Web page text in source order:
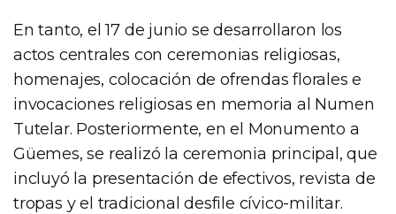
En tanto, el 17 de junio se desarrollaron los
actos centrales con ceremonias religiosas,
homenajes, colocación de ofrendas florales e
invocaciones religiosas en memoria al Numen
Tutelar. Posteriormente, en el Monumento a
Güemes, se realizó la ceremonia principal, que
incluyó la presentación de efectivos, revista de
tropas y el tradicional desfile cívico-militar.